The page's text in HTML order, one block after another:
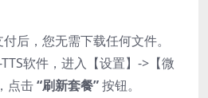
后，您无需下载任何文件。
软件，进入【设置】->【微
点击“刷新套餐”按钮。